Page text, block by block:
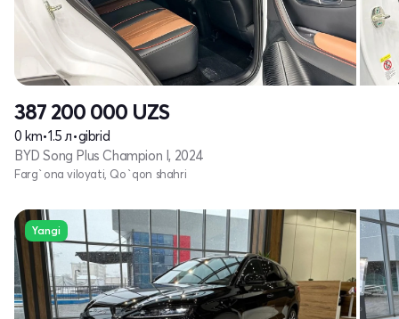
387 200 000 UZS
0 km•1.5 л•gibrid
BYD Song Plus Champion I, 2024
Farg`ona viloyati, Qo`qon shahri
Yangi